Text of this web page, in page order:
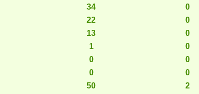
34 0
22 0
13 0
1 0
0 0
0 0
50 2